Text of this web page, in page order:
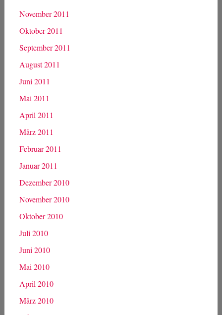
November 2011
Oktober 2011
September 2011
August 2011
Juni 2011
Mai 2011
April 2011
März 2011
Februar 2011
Januar 2011
Dezember 2010
November 2010
Oktober 2010
Juli 2010
Juni 2010
Mai 2010
April 2010
März 2010